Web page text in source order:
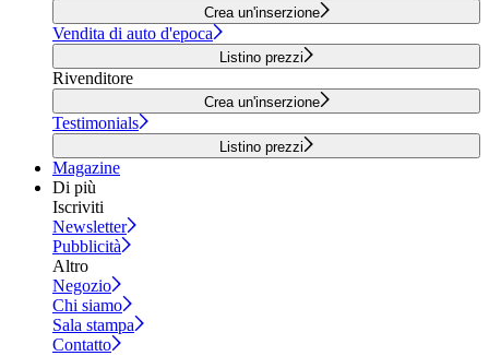
Crea un'inserzione
Vendita di auto d'epoca
Listino prezzi
Rivenditore
Crea un'inserzione
Testimonials
Listino prezzi
Magazine
Di più
Iscriviti
Newsletter
Pubblicità
Altro
Negozio
Chi siamo
Sala stampa
Contatto